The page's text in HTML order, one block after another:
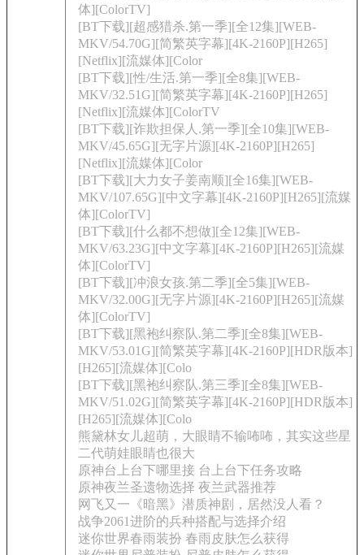
体][ColorTV]
[BT下载][超感猎杀.第一季][全12集][WEB-
MKV/54.70G][简繁英字幕][4K-2160P][H265]
[Netflix][流媒体][Color
[BT下载][性/生活.第一季][全8集][WEB-
MKV/32.51G][简繁英字幕][4K-2160P][H265]
[Netflix][流媒体][ColorTV
[BT下载][诈欺担保人.第一季][全10集][WEB-
MKV/45.65G][无字片源][4K-2160P][H265]
[Netflix][流媒体][Color
[BT下载][大力女子姜南顺][全16集][WEB-
MKV/107.65G][中文字幕][4K-2160P][H265][流媒
体][ColorTV]
[BT下载][什么都不想做][全12集][WEB-
MKV/63.23G][中文字幕][4K-2160P][H265][流媒
体][ColorTV]
[BT下载][冲浪女孩.第二季][全5集][WEB-
MKV/32.00G][无字片源][4K-2160P][H265][流媒
体][ColorTV]
[BT下载][黑袍纠察队.第二季][全8集][WEB-
MKV/53.01G][简繁英字幕][4K-2160P][HDR版本]
[H265][流媒体][Colo
[BT下载][黑袍纠察队.第三季][全8集][WEB-
MKV/51.02G][简繁英字幕][4K-2160P][HDR版本]
[H265][流媒体][Colo
熊黛林女儿超萌，大眼睛不输咘咘，其实这些星
二代萌娃眼睛也很大
原神台上台下哪里接 台上台下任务攻略
原神夜兰圣遗物选择 夜兰武器推荐
网飞又一《暗黑》潜质神剧，居然没人看？
战争2061进阶的兵种搭配与选择介绍
迷你世界春雨装扮 春雨皮肤怎么获得